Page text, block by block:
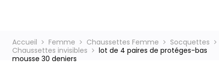
Accueil Femme Chaussettes Femme
Socquettes
Chaussettes invisibles
lot de 4 paires de protéges-bas
mousse 30 deniers